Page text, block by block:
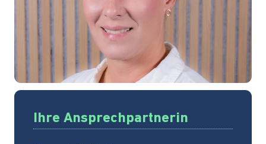
Ihre Ansprechpartnerin